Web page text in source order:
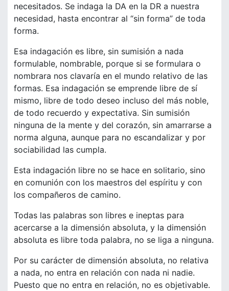
necesitados. Se indaga la DA en la DR a nuestra
necesidad, hasta encontrar al “sin forma” de toda
forma.
Esa indagación es libre, sin sumisión a nada
formulable, nombrable, porque si se formulara o
nombrara nos clavaría en el mundo relativo de las
formas. Esa indagación se emprende libre de sí
mismo, libre de todo deseo incluso del más noble,
de todo recuerdo y expectativa. Sin sumisión
ninguna de la mente y del corazón, sin amarrarse a
norma alguna, aunque para no escandalizar y por
sociabilidad las cumpla.
Esta indagación libre no se hace en solitario, sino
en comunión con los maestros del espíritu y con
los compañeros de camino.
Todas las palabras son libres e ineptas para
acercarse a la dimensión absoluta, y la dimensión
absoluta es libre toda palabra, no se liga a ninguna.
Por su carácter de dimensión absoluta, no relativa
a nada, no entra en relación con nada ni nadie.
Puesto que no entra en relación, no es objetivable.